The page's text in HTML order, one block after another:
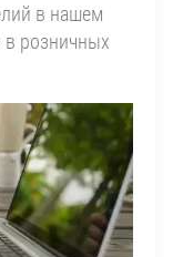
в нашем
в розничных